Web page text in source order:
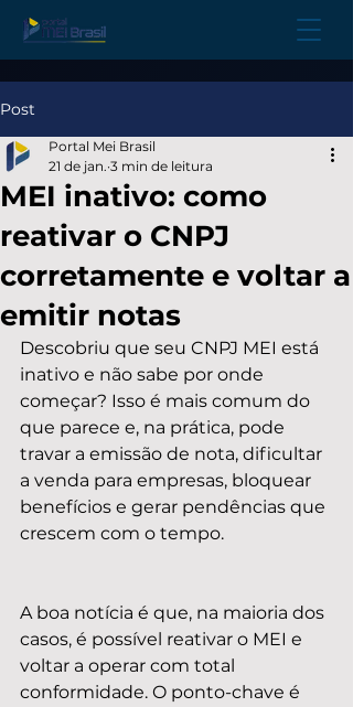
Post
MEI inativo: como
reativar o CNPJ
corretamente e voltar a
emitir notas
Portal Mei Brasil
21 de jan. 3 min de leitura
Descobriu que seu CNPJ MEI está
inativo e não sabe por onde
começar? Isso é mais comum do
que parece e, na prática, pode
travar a emissão de nota, dificultar
a venda para empresas, bloquear
benefícios e gerar pendências que
crescem com o tempo.
A boa notícia é que, na maioria dos
casos, é possível reativar o MEI e
voltar a operar com total
conformidade. O ponto-chave é